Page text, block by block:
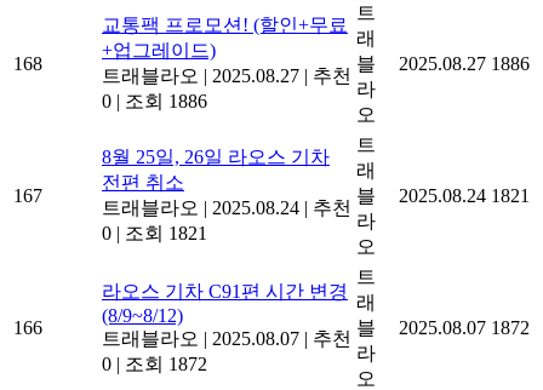
168
교통팩 프로모션! (할인+무료
+업그레이드)
트래블라오 | 2025.08.27 | 추천
0 | 조회 1886
트
래
블
라
오
2025.08.27 1886
167
8월 25일, 26일 라오스 기차
전편 취소
트래블라오 | 2025.08.24 | 추천
0 | 조회 1821
트
래
블
라
오
2025.08.24 1821
166
라오스 기차 C91편 시간 변경
(8/9~8/12)
트래블라오 | 2025.08.07 | 추천
0 | 조회 1872
트
래
블
라
오
2025.08.07 1872